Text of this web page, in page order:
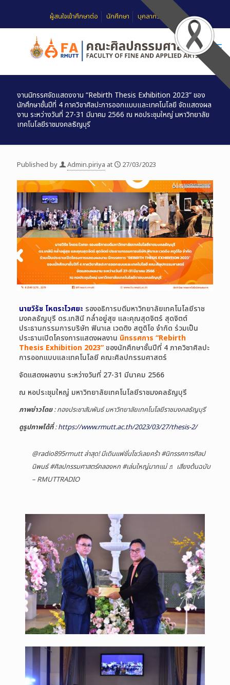
ผู้สนใจเข้าศึกษาต่อ นักศึกษา บุคลากร
งานนิทรรศจัดแสดงงาน “Rebirth Thesis Exhibition 2023” ของ
นักศึกษาชั้นปีที่ 4 ภาควิชาศิลปะการออกแบบและเทคโนโลยี จัดแสดงผล
งาน ระหว่างวันที่ 27-31 มีนาคม 2566 ณ หอประชุมใหญ่ มหาวิทยาลัย
เทคโนโลยีราชมงคลธัญบุรี
Published by Admin.piriya at 27/03/2023
นายวิรัช โหตระไวศยะ รองอธิการบดีมหาวิทยาลัยเทคโนโลยีราช
มงคลธัญบุรี ดร.เกสินี กล่ำอยู่สุข และคุณสุดจิตร์ สุดจิตต์
ประธานกรรมการบริษัท ฟินาเล เวดดิง สตูดิโอ จำกัด ร่วมเป็น
ประธานเปิดโครงการแสดงผลงาน นิทรรศการ “Rebirth
Thesis Exhibition 2023”ของนักศึกษาชั้นปีที่ 4 ภาควิชาศิลปะ
การออกแบบและเทคโนโลยี คณะศิลปกรรมศาสตร์
จัดแสดงผลงาน ระหว่างวันที่ 27-31 มีนาคม 2566
ณ หอประชุมใหญ่ มหาวิทยาลัยเทคโนโลยีราชมงคลธัญบุรี
ภาพข่าวโดย: กองประชาสัมพันธ์ มหาวิทยาลัยเทคโนโลยีราชมงคลธัญบุรี
ดูรูปภาพได้ที่:https://www.rmutt.ac.th/2023/03/27/thesis-2/
@radio895rmuttล่าสุด!​ มีเดินแฟชั่น​โชว์​เลยคร้า​#นิทรรศการศิลป
นิพนธ์ #ศิลปกรรมศาสตร์คลองหก #เล่นใหญ่มากแม่ ♬ เสียงต้นฉบับ
– RMUTTRADIO